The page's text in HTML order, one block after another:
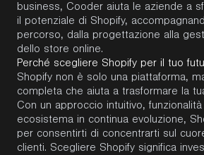
business, Cooder aiuta le aziende a
il potenziale di Shopify,
percorso, dalla progettazione alla
dello store online.
Perché scegliere Shopify per il tuo
Shopify non è solo una piattaforma,
completa che aiuta a trasformare la
Con un approccio intuitivo,
ecosistema in continua evoluzione,
per consentirti di concentrarti sul
clienti. Scegliere Shopify significa